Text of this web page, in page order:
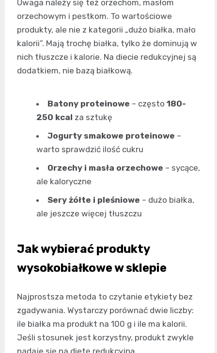
Uwaga należy się też orzechom, masłom
orzechowym i pestkom. To wartościowe
produkty, ale nie z kategorii „dużo białka, mało
kalorii”. Mają trochę białka, tylko że dominują w
nich tłuszcze i kalorie. Na diecie redukcyjnej są
dodatkiem, nie bazą białkową.
Batony proteinowe – często 180-
250 kcal za sztukę
Jogurty smakowe proteinowe –
warto sprawdzić ilość cukru
Orzechy i masła orzechowe – sycące,
ale kaloryczne
Sery żółte i pleśniowe – dużo białka,
ale jeszcze więcej tłuszczu
Jak wybierać produkty
wysokobiałkowe w sklepie
Najprostsza metoda to czytanie etykiety bez
zgadywania. Wystarczy porównać dwie liczby:
ile białka ma produkt na 100 g i ile ma kalorii.
Jeśli stosunek jest korzystny, produkt zwykle
nadaje się na dietę redukcyjną.